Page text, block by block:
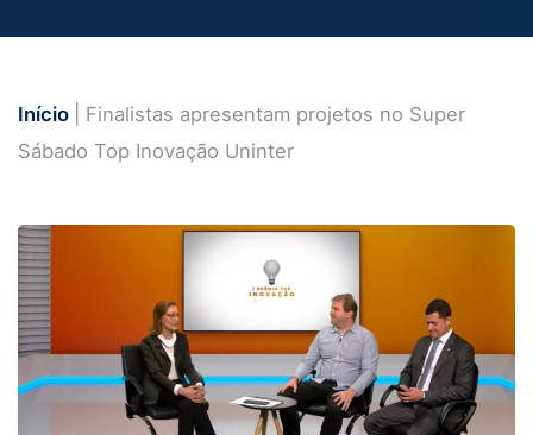
Início
| Finalistas apresentam projetos no Super
Sábado Top Inovação Uninter